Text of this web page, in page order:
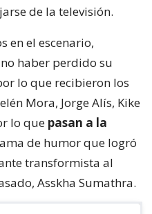
de la televisión.
en el escenario,
haber perdido su
lo que recibieron los
Mora, Jorge Alís, Kike
lo que pasan a la
de humor que logró
transformista al
Asskha Sumathra.